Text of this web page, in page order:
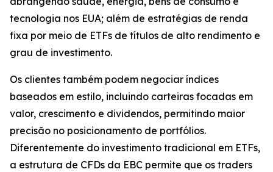
tecnologia nos EUA; além de estratégias de renda
fixa por meio de ETFs de títulos de alto rendimento e
grau de investimento.
Os clientes também podem negociar índices
baseados em estilo, incluindo carteiras focadas em
valor, crescimento e dividendos, permitindo maior
precisão no posicionamento de portfólios.
Diferentemente do investimento tradicional em ETFs,
a estrutura de CFDs da EBC permite que os traders